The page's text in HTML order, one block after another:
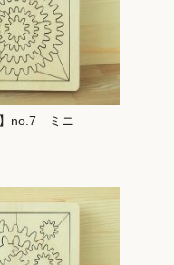
】no.7 ミニ